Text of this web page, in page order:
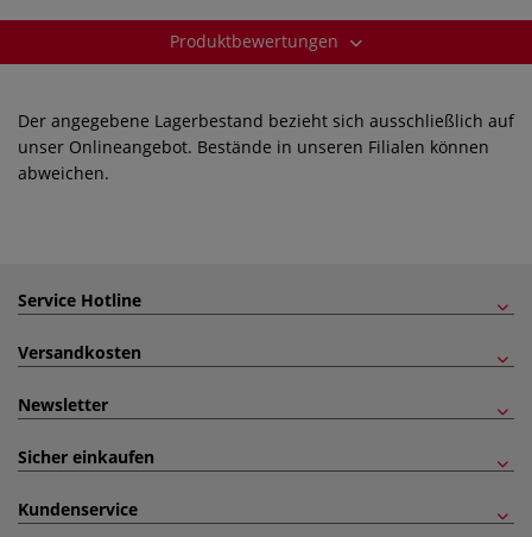
Produktbewertungen
Der angegebene Lagerbestand bezieht sich ausschließlich auf
unser Onlineangebot. Bestände in unseren Filialen können
abweichen.
Service Hotline
Versandkosten
Newsletter
Sicher einkaufen
Kundenservice